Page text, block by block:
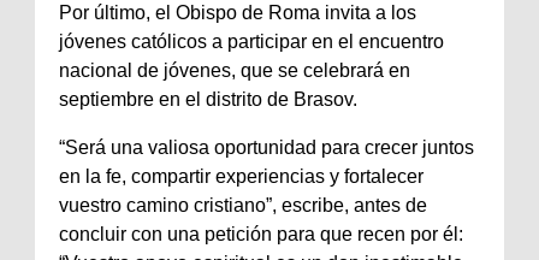
Por último, el Obispo de Roma invita a los
jóvenes católicos a participar en el encuentro
nacional de jóvenes, que se celebrará en
septiembre en el distrito de Brasov.
“Será una valiosa oportunidad para crecer juntos
en la fe, compartir experiencias y fortalecer
vuestro camino cristiano”, escribe, antes de
concluir con una petición para que recen por él: